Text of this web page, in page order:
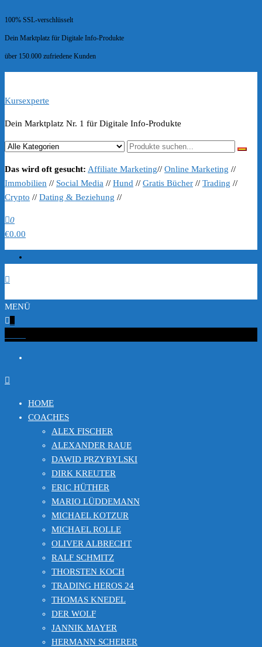
100% SSL-verschlüsselt
Dein Marktplatz für Digitale Info-Produkte
über 150.000 zufriedene Kunden
Kursexperte
Dein Marktplatz Nr. 1 für Digitale Info-Produkte
Das wird oft gesucht: Affiliate Marketing// Online Marketing //
Immobilien // Social Media // Hund // Gratis Bücher // Trading //
Crypto // Dating & Beziehung //
0
€0.00
MENÜ
HOME
COACHES
ALEX FISCHER
ALEXANDER RAUE
DAWID PRZYBYLSKI
DIRK KREUTER
ERIC HÜTHER
MARIO LÜDDEMANN
MICHAEL KOTZUR
MICHAEL ROLLE
OLIVER ALBRECHT
RALF SCHMITZ
THORSTEN KOCH
TRADING HEROS 24
THOMAS KNEDEL
DER WOLF
JANNIK MAYER
HERMANN SCHERER